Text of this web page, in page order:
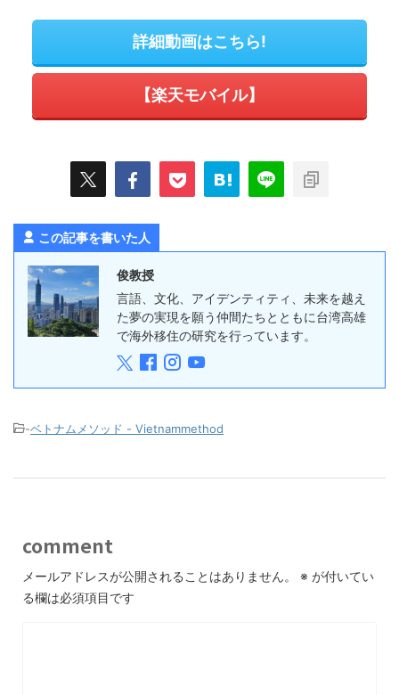
詳細動画はこちら!
【楽天モバイル】
この記事を書いた人
俊教授
言語、文化、アイデンティティ、未来を越え
た夢の実現を願う仲間たちとともに台湾高雄
で海外移住の研究を行っています。
-ベトナムメソッド - Vietnammethod
comment
メールアドレスが公開されることはありません。 ※ が付いてい
る欄は必須項目です